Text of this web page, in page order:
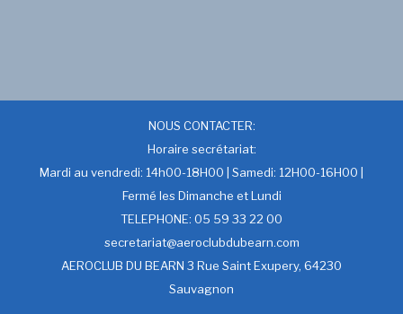
NOUS CONTACTER:
Horaire secrétariat:
Mardi au vendredi: 14h00-18H00 | Samedi: 12H00-16H00 |
Fermé les Dimanche et Lundi
TELEPHONE: 05 59 33 22 00
secretariat@aeroclubdubearn.com
AEROCLUB DU BEARN 3 Rue Saint Exupery, 64230
Sauvagnon